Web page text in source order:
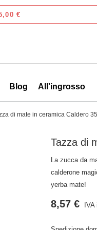
€
Blog All'ingrosso
di mate in ceramica Caldero
Tazza di
La zucca da
calderone
yerba mate!
8,57 €